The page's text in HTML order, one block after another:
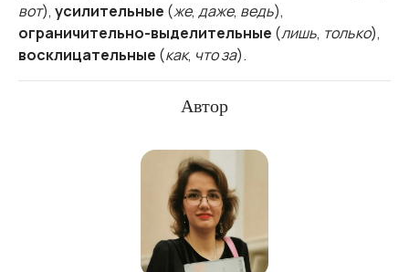
вот), усилительные (же, даже, ведь),
ограничительно-выделительные (лишь, только),
восклицательные (как, что за).
Автор